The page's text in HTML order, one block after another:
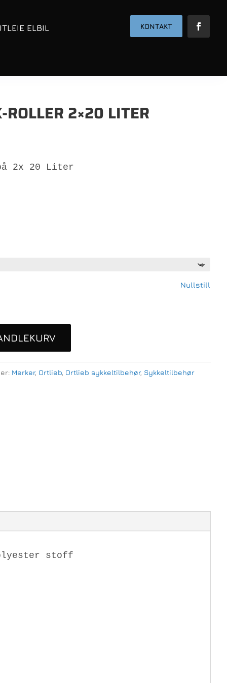
ELBIL KONTAKT
ROLLER 2×20 LITER
2x 20 Liter
Nullstill
Merker, Ortlieb, Ortlieb sykkeltilbehør, Sykkeltilbehør
stoff